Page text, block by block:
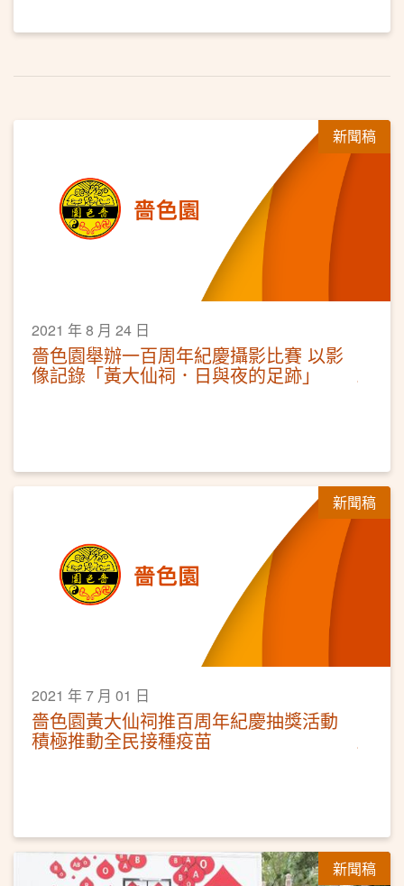
新聞稿
2021 年 8 月 24 日
嗇色園舉辦一百周年紀慶攝影比賽 以影
像記錄「黃大仙祠．日與夜的足跡」
新聞稿
2021 年 7 月 01 日
嗇色園黃大仙祠推百周年紀慶抽獎活動
積極推動全民接種疫苗
新聞稿